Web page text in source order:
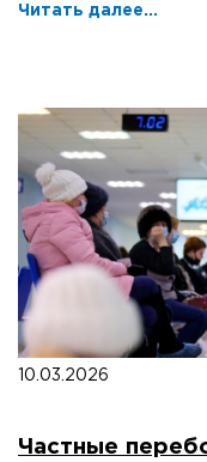
Читать далее...
10.03.2026
Частные